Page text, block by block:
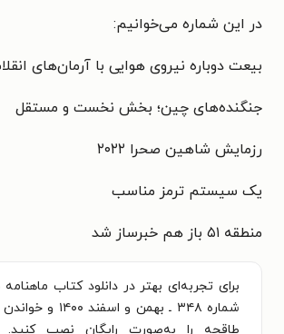
در این شماره می‌خوانیم:
بیعت دوباره نیروی هوایی با آرمان‌های
جنگنده‌های چین؛ بخش نخست و مستقل
رزمایش شاهین صحرا ۲۰۲۲
یک سیستم ترمز مناسب
منطقه ۵۱ باز هم خبرساز شد
برای تجربه‌ای بهتر در دانلود کتاب
شماره ۳۴۸ ـ بهمن و
طاقچه را به‌صورت رایگان نصب کنید.